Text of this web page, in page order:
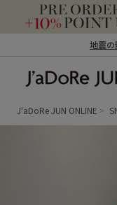
地震の
ン オンライン）
J'aDoRe JUN ONLINE